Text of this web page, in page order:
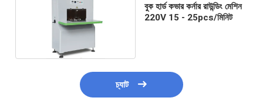
বুক হার্ড কভার কর্নার রাউন্ডিং মেশিন
220V 15 - 25pcs/মিনিট
চ্যাট